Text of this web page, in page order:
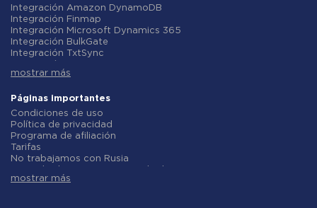
Integración Airtable
Integración Google Contacts
Integración OpenAI (ChatGPT)
Integración Instagram
Integración ActiveCampaign
Integración Typeform
Integración Salesforce CRM
Integración Notion
Integración AWeber
Integración Asana
Integración ZOHO CRM
Integración Webhooks
Integración GetResponse
Integración WooCommerce
Integración Amazon DynamoDB
Integración Finmap
Integración Microsoft Dynamics 365
Integración BulkGate
Integración TxtSync
Integración Corezoid
Integración Instasent
Integración AtomPark
Integración TXTImpact
Integración Campaign Monitor
Integración CM.com
Integración D7 Networks
Integración SMS.to
Integración SMSGlobal
mostrar más
Páginas importantes
Condiciones de uso
Política de privacidad
Programa de afiliación
Tarifas
No trabajamos con Rusia
Politica de reembolso
mostrar más